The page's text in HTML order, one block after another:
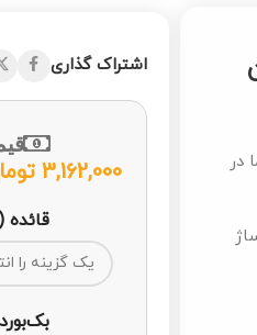
شماره 2 با ما در
اشتراک گذاری
3,162,000